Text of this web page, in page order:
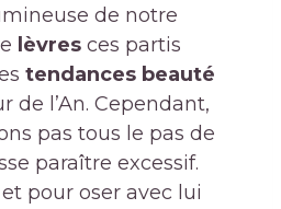
de notre
lèvres ces partis
tendances beauté
de l’An. Cependant,
pas tous le pas de
paraître excessif.
pour oser avec lui